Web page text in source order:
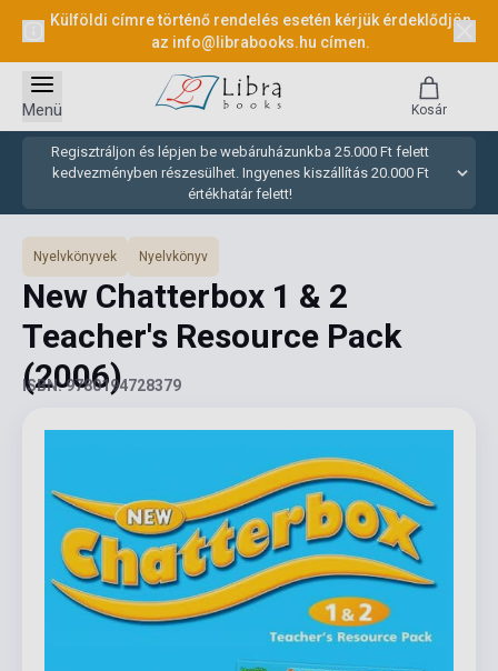
Külföldi címre történő rendelés esetén kérjük érdeklődjön
az info@librabooks.hu címen.
Regisztráljon és lépjen be webáruházunkba 25.000 Ft felett
kedvezményben részesülhet. Ingyenes kiszállítás 20.000 Ft
értékhatár felett!
Menü Kosár
Nyelvkönyvek Nyelvkönyv
New Chatterbox 1 & 2
Teacher's Resource Pack
(2006)
ISBN: 9780194728379